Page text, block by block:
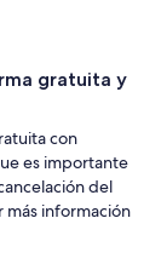
gratuita y
con
es importante
del
información